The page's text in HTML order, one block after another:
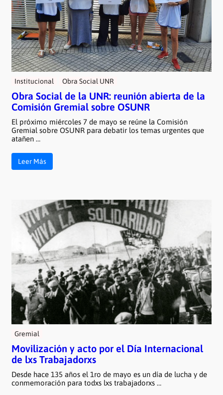
Institucional Obra Social UNR
Obra Social de la UNR: reunión abierta de la
Comisión Gremial sobre OSUNR
El próximo miércoles 7 de mayo se reúne la Comisión
Gremial sobre OSUNR para debatir los temas urgentes que
atañen …
Leer Más
Gremial
Movilización y acto por el Día Internacional
de lxs Trabajadorxs
Desde hace 135 años el 1ro de mayo es un día de lucha y de
conmemoración para todxs lxs trabajadorxs …